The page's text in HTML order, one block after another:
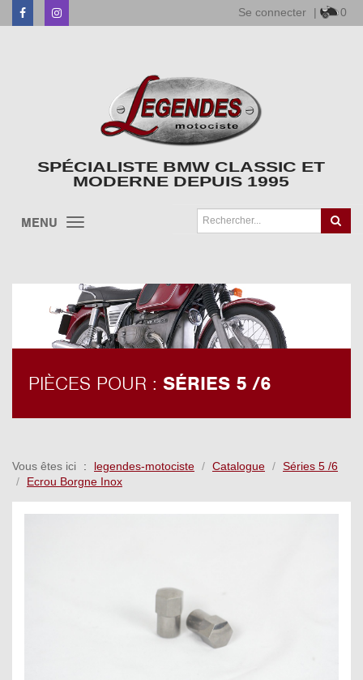
FacebookInstagram Se connecter | 0
SPÉCIALISTE BMW CLASSIC ET
MODERNE DEPUIS 1995
MENU
PIÈCES POUR : SÉRIES 5 /6
Vous êtes ici legendes-motociste Catalogue
Séries 5 /6
Ecrou Borgne Inox